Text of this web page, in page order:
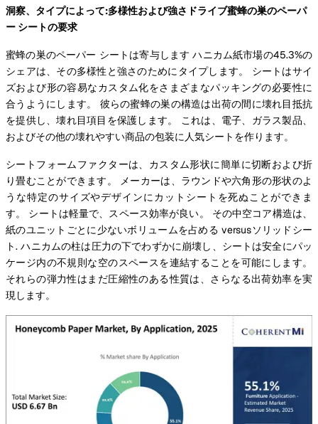
洞察、タイプによって:多様性および強さドライブ蜜蜂の巣のペーパ
ー シートの要求
蜜蜂の巣のペーパー シートは寄与します ハニカム紙市場の45.3%の
シェアは、その多様性と強さのためにタイプします。 シートはサイ
ズおよび形の容易なカスタム化をさまざまなパッキングの必要性に
合うようにします。 彼らの蜜蜂の巣の構造は出荷の間に壊れ目抵抗
を提供し、壊れ目項目を保護します。 これは、電子、ガラス製品、
およびその他の壊れやすい商品の包装に人気シートを作ります。
シートフォームファクターは、カスタム形状に簡単に切断および折
り畳むことができます。 メーカーは、ラウンドや六角形の形状のよ
うな特定のサイズやデザインにカットシートを死ぬことができま
す。 シートは軽量で、スペース効率が良い。 その中空コア構造は、
紙のユニットごとに少ないボリュームを占める versusソリッドシー
ト. ハニカムの柱は圧力の下でわずかに崩壊し、シートは安全にパッ
ケージ内の不規則な空のスペースを連結することを可能にします。
それらの弾力性はまだ圧縮性のある性質は、さらなる出荷効率を実
現します。